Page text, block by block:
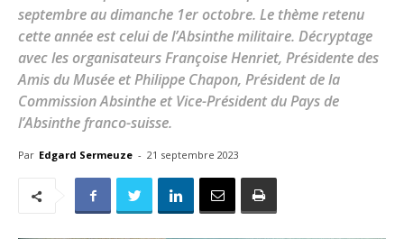
septembre au dimanche 1er octobre. Le thème retenu
cette année est celui de l’Absinthe militaire. Décryptage
avec les organisateurs Françoise Henriet, Présidente des
Amis du Musée et Philippe Chapon, Président de la
Commission Absinthe et Vice-Président du Pays de
l’Absinthe franco-suisse.
Par Edgard Sermeuze - 21 septembre 2023